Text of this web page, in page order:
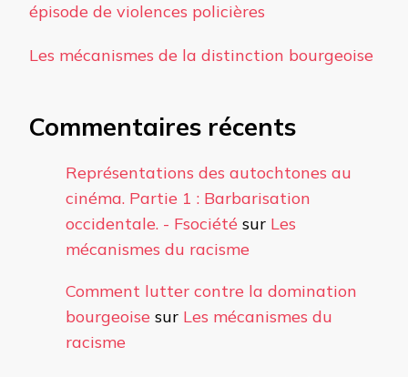
épisode de violences policières
Les mécanismes de la distinction bourgeoise
Commentaires récents
Représentations des autochtones au
cinéma. Partie 1 : Barbarisation
occidentale. - Fsociété sur Les
mécanismes du racisme
Comment lutter contre la domination
bourgeoise sur Les mécanismes du
racisme